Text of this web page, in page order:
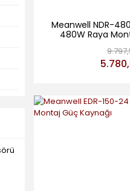
Meanwell NDR-
480W Raya